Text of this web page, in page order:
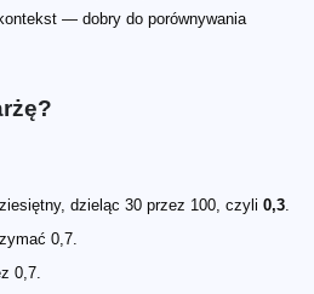
— dobry do porównywania
dzieląc 30 przez 100, czyli 0,3
0,7.
0,7.